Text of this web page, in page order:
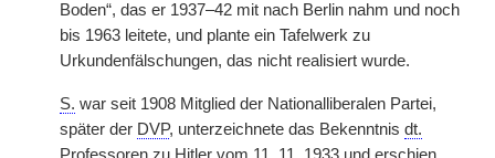
Boden“, das er 1937–42 mit nach Berlin nahm und noch
bis 1963 leitete, und plante ein Tafelwerk zu
Urkundenfälschungen, das nicht realisiert wurde.
S. war seit 1908 Mitglied der Nationalliberalen Partei,
später der DVP, unterzeichnete das Bekenntnis dt.